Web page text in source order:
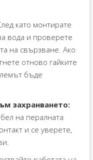
като монтирате
вода и проверете
на свързване. Ако
отново гайките
бъде
захранването:
на пералната
и се уверете,